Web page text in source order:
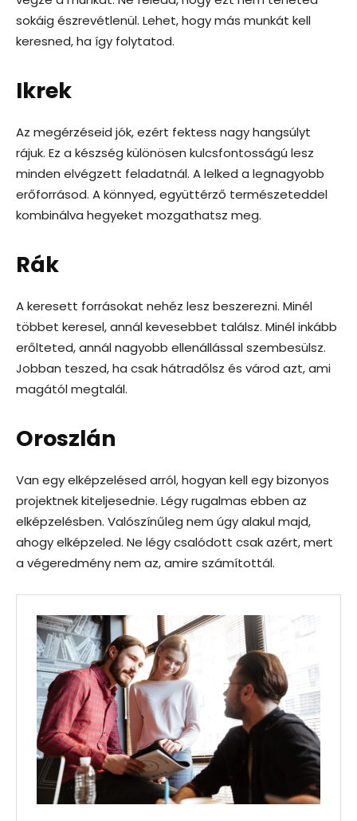
sokáig észrevétlenül. Lehet, hogy más munkát kell
keresned, ha így folytatod.
Ikrek
Az megérzéseid jók, ezért fektess nagy hangsúlyt
rájuk. Ez a készség különösen kulcsfontosságú lesz
minden elvégzett feladatnál. A lelked a legnagyobb
erőforrásod. A könnyed, együttérző természeteddel
kombinálva hegyeket mozgathatsz meg.
Rák
A keresett forrásokat nehéz lesz beszerezni. Minél
többet keresel, annál kevesebbet találsz. Minél inkább
erőlteted, annál nagyobb ellenállással szembesülsz.
Jobban teszed, ha csak hátradőlsz és várod azt, ami
magától megtalál.
Oroszlán
Van egy elképzelésed arról, hogyan kell egy bizonyos
projektnek kiteljesednie. Légy rugalmas ebben az
elképzelésben. Valószínűleg nem úgy alakul majd,
ahogy elképzeled. Ne légy csalódott csak azért, mert
a végeredmény nem az, amire számítottál.